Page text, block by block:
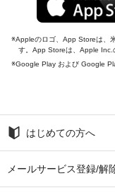
Appleのロゴ、App Storeは、
す。App Storeは、Apple Inc.
Google Play および Google
はじめての方へ
メールサービス登録/解